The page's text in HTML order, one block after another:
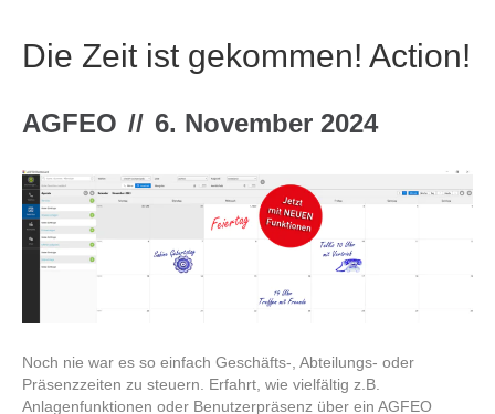
Die Zeit ist gekommen! Action!
AGFEO // 6. November 2024
Noch nie war es so einfach Geschäfts-, Abteilungs- oder
Präsenzzeiten zu steuern. Erfahrt, wie vielfältig z.B.
Anlagenfunktionen oder Benutzerpräsenz über ein AGFEO